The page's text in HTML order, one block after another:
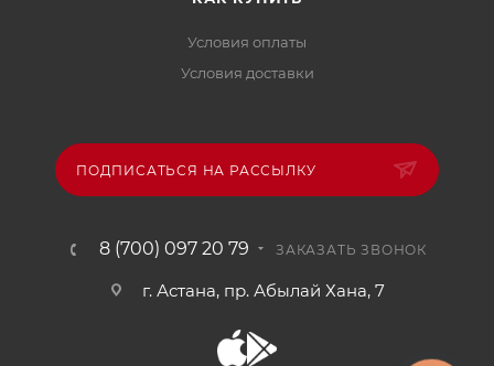
Условия оплаты
Условия доставки
ПОДПИСАТЬСЯ НА РАССЫЛКУ
8 (700) 097 20 79 ЗАКАЗАТЬ ЗВОНОК
г. Астана, пр. Абылай Хана, 7